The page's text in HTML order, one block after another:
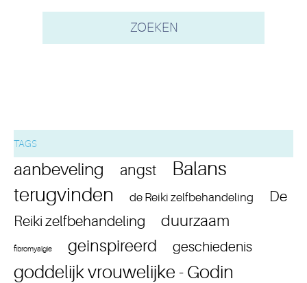
TAGS
aanbeveling angst
Balans
terugvinden
de Reiki zelfbehandeling
De
Reiki zelfbehandeling
duurzaam
fibromyalgie geinspireerd geschiedenis
goddelijk vrouwelijke - Godin